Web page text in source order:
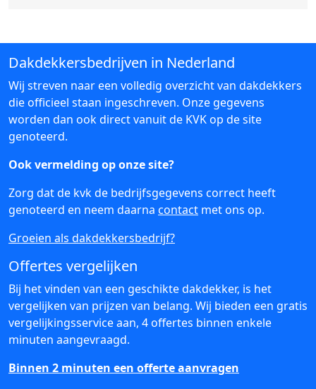
Dakdekkersbedrijven in Nederland
Wij streven naar een volledig overzicht van dakdekkers
die officieel staan ingeschreven. Onze gegevens
worden dan ook direct vanuit de KVK op de site
genoteerd.
Ook vermelding op onze site?
Zorg dat de kvk de bedrijfsgegevens correct heeft
genoteerd en neem daarna contact met ons op.
Groeien als dakdekkersbedrijf?
Offertes vergelijken
Bij het vinden van een geschikte dakdekker, is het
vergelijken van prijzen van belang. Wij bieden een gratis
vergelijkingsservice aan, 4 offertes binnen enkele
minuten aangevraagd.
Binnen 2 minuten een offerte aanvragen